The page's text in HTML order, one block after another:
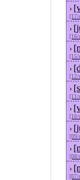
›
[17/
›
[16/
›
[15/
›
[12/
›
[11/
›
[10/
›
[09/
›
[08/
›
[07/